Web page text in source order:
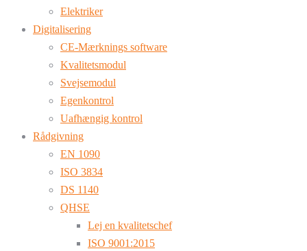
Elektriker
Digitalisering
CE-Mærknings software
Kvalitetsmodul
Svejsemodul
Egenkontrol
Uafhængig kontrol
Rådgivning
EN 1090
ISO 3834
DS 1140
QHSE
Lej en kvalitetschef
ISO 9001:2015